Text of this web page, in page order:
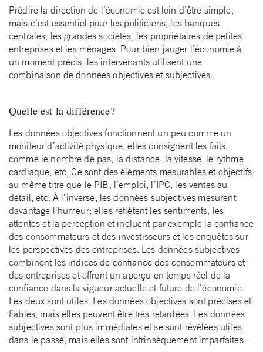
Prédire la direction de l’économie est loin d’être simple,
mais c’est essentiel pour les politiciens, les banques
centrales, les grandes sociétés, les propriétaires de petites
entreprises et les ménages. Pour bien jauger l’économie à
un moment précis, les intervenants utilisent une
combinaison de données objectives et subjectives.
Quelle est la différence?
Les données objectives fonctionnent un peu comme un
moniteur d’activité physique; elles consignent les faits,
comme le nombre de pas, la distance, la vitesse, le rythme
cardiaque, etc. Ce sont des éléments mesurables et objectifs
au même titre que le PIB, l’emploi, l’IPC, les ventes au
détail, etc. À l’inverse, les données subjectives mesurent
davantage l’humeur; elles reflètent les sentiments, les
attentes et la perception et incluent par exemple la confiance
des consommateurs et des investisseurs et les enquêtes sur
les perspectives des entreprises. Les données subjectives
combinent les indices de confiance des consommateurs et
des entreprises et offrent un aperçu en temps réel de la
confiance dans la vigueur actuelle et future de l’économie.
Les deux sont utiles. Les données objectives sont précises et
fiables, mais elles peuvent être très retardées. Les données
subjectives sont plus immédiates et se sont révélées utiles
dans le passé, mais elles sont intrinsèquement imparfaites.